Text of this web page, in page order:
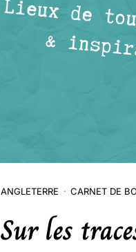
ANGLETERRE CARNET DE
Sur les